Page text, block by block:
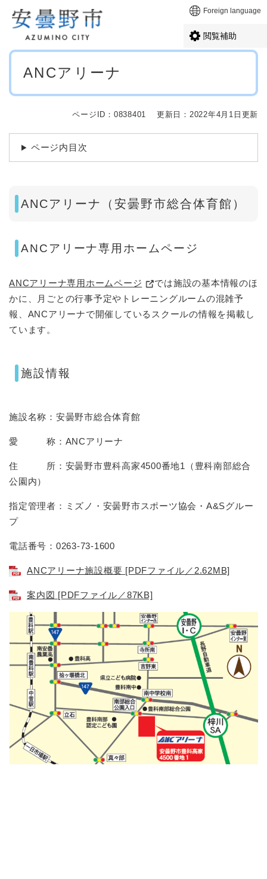
メニューを飛ばして本文へ Foreign language
閲覧補助
本
ANCアリーナ
ページID：0838401 更新日：2022年4月1日更新
ページ内目次
ANCアリーナ（安曇野市総合体育館）
ANCアリーナ専用ホームページ
ANCアリーナ専用ホームページ
では施設の基本情報のほ
かに、月ごとの行事予定やトレーニングルームの混雑予
報、ANCアリーナで開催しているスクールの情報を掲載し
ています。
施設情報
施設名称：安曇野市総合体育館
愛 称：ANCアリーナ
住 所：安曇野市豊科高家4500番地1（豊科南部総合
公園内）
指定管理者：ミズノ・安曇野市スポーツ協会・A&Sグルー
プ
電話番号：0263-73-1600
ANCアリーナ施設概要 [PDFファイル／2.62MB]
案内図 [PDFファイル／87KB]